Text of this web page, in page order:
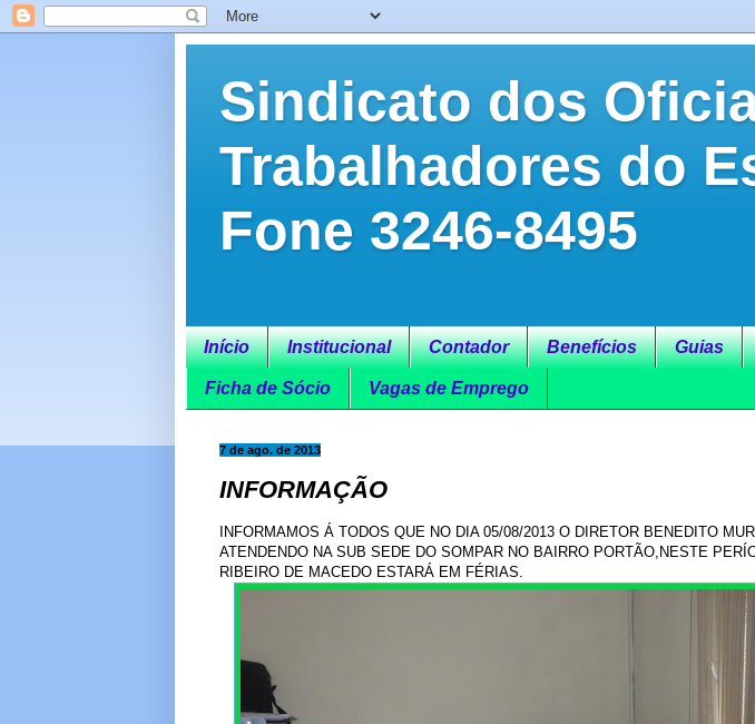
Sindicato dos
Trabalhadores do
Fone 3246-8495
Início Institucional Contador Benefícios Guias
Ficha de Sócio Vagas de Emprego
7 de ago. de 2013
INFORMAÇÃO
INFORMAMOS Á TODOS QUE NO DIA 05/08/2013 O DIRETOR BENEDITO
ATENDENDO NA SUB SEDE DO SOMPAR NO BAIRRO PORTÃO,NESTE
RIBEIRO DE MACEDO ESTARÁ EM FÉRIAS.